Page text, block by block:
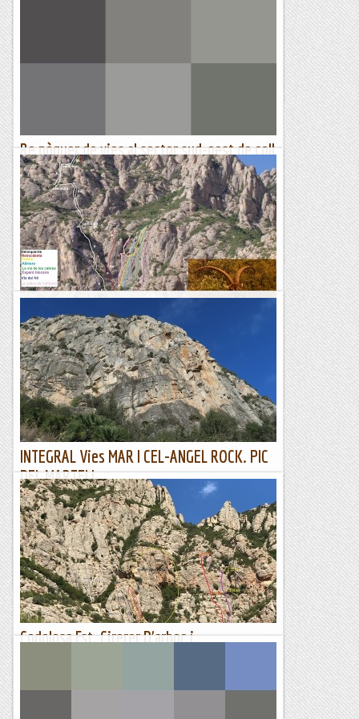
febrer hi vam anar a treure el cap amb el Pep, amb qui ens...
Re pòquer de vies al sector sud-oest de coll
roig
DIMECRES, 22 DE MARÇ DE 2023Aquest dimecres teniem la
intenció d'anar a Malanyeu i estalviar-li un munt de
quilometres al Lluis, però el dilluns arriba la proposta del...
Els Visas
Barreja de vies a la Codolosa
Amb en Joanet en Pany i en Jordi tornem a la Codolosa.
Dijous passat vaig estar netejant el camí d'accés a la zona més
oriental i ara ja si passa bé.Aquesta vegada tornem a...
Sisbemessanapren
INTEGRAL Vies MAR I CEL-ANGEL ROCK. PIC
DEL MARTELL.
10/02/23. Avui ha tocat via d'aventura al patí de
cas....Quedem amb el Jaume per fer una matinal al Pic del
Martell, entre varies opcions decidim anar a la via Angel
Rock....
Joan asín
Codolosa Est. Cirerer D'arboç i
sol i a raser del vent fred del Nord. Decidim fer un parell de